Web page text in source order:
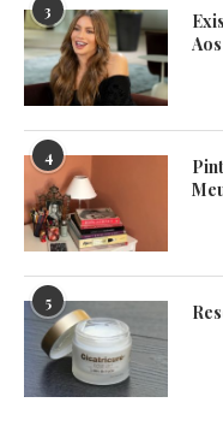
3
4
5